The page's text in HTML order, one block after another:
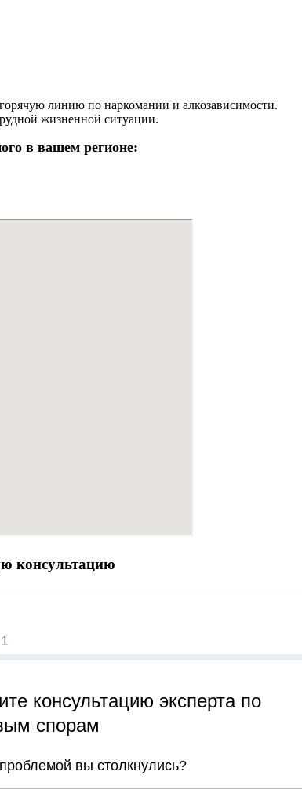
линию по наркомании и алкозависимости.
жизненной ситуации.
в вашем регионе:
консультацию